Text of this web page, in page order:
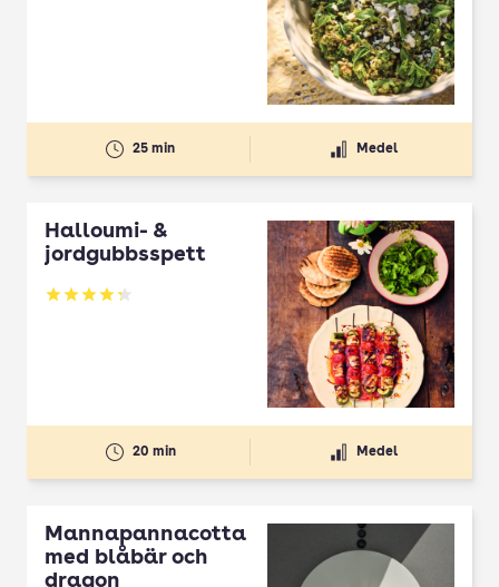
25 min Medel
Halloumi- &
jordgubbsspett
Betyg: 4.3 av 5
20 min Medel
Mannapannacotta
med blåbär och
dragon